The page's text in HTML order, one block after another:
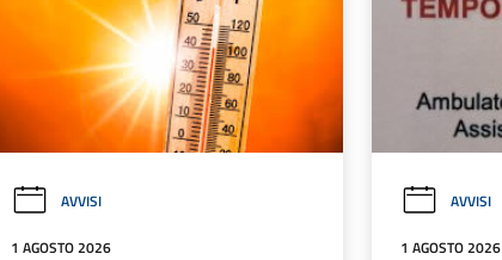
AVVISI
1 AGOSTO 2026
AVVISI
1 AGOSTO 2026